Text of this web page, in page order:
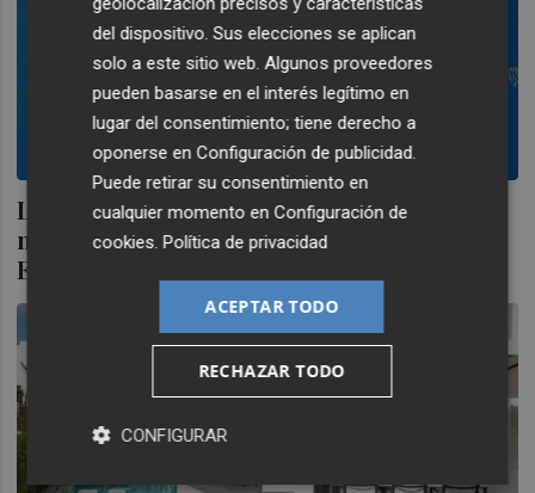
Los extranjeros ganan cada vez más peso y
marcan máximos en la compra de casas en
España
del dispositivo. Sus elecciones se aplican
solo a este sitio web. Algunos proveedores
pueden basarse en el interés legítimo en
lugar del consentimiento; tiene derecho a
oponerse enConfiguración de publicidad.
Puede retirar su consentimiento en
cualquier momento enConfiguración de
cookies.Política de privacidad
ACEPTAR TODO
RECHAZAR TODO
CONFIGURAR